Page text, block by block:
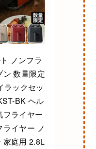
ノンフラ
ン 数量限定
ラックセッ
BK ヘル
フライヤー
イヤー ノ
家庭用 2.8L